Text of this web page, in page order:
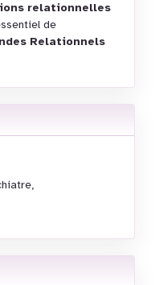
relationnelles
de
Relationnels